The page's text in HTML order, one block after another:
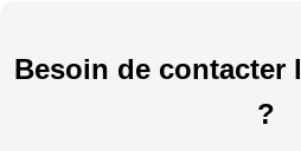
Besoin de contacter
?